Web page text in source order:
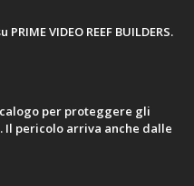
VIDEO REEF BUILDERS.
per proteggere gli
Il pericolo arriva anche dalle